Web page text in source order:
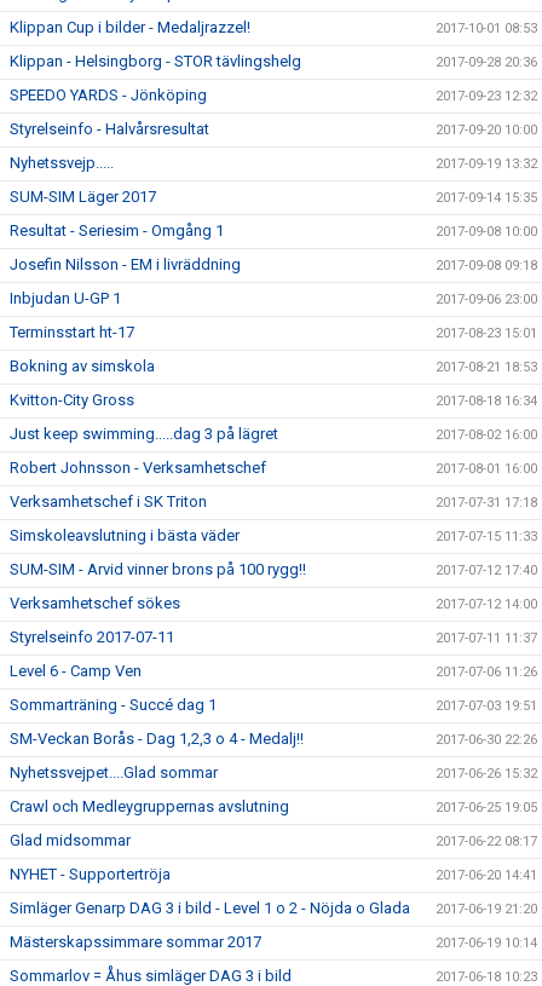
Klippan Cup i bilder - Medaljrazzel! 2017-10-01 08:53
Klippan - Helsingborg - STOR tävlingshelg 2017-09-28 20:36
SPEEDO YARDS - Jönköping 2017-09-23 12:32
Styrelseinfo - Halvårsresultat 2017-09-20 10:00
Nyhetssvejp..... 2017-09-19 13:32
SUM-SIM Läger 2017 2017-09-14 15:35
Resultat - Seriesim - Omgång 1 2017-09-08 10:00
Josefin Nilsson - EM i livräddning 2017-09-08 09:18
Inbjudan U-GP 1 2017-09-06 23:00
Terminsstart ht-17 2017-08-23 15:01
Bokning av simskola 2017-08-21 18:53
Kvitton-City Gross 2017-08-18 16:34
Just keep swimming.....dag 3 på lägret 2017-08-02 16:00
Robert Johnsson - Verksamhetschef 2017-08-01 16:00
Verksamhetschef i SK Triton 2017-07-31 17:18
Simskoleavslutning i bästa väder 2017-07-15 11:33
SUM-SIM - Arvid vinner brons på 100 rygg!! 2017-07-12 17:40
Verksamhetschef sökes 2017-07-12 14:00
Styrelseinfo 2017-07-11 2017-07-11 11:37
Level 6 - Camp Ven 2017-07-06 11:26
Sommarträning - Succé dag 1 2017-07-03 19:51
SM-Veckan Borås - Dag 1,2,3 o 4 - Medalj!! 2017-06-30 22:26
Nyhetssvejpet....Glad sommar 2017-06-26 15:32
Crawl och Medleygruppernas avslutning 2017-06-25 19:05
Glad midsommar 2017-06-22 08:17
NYHET - Supportertröja 2017-06-20 14:41
Simläger Genarp DAG 3 i bild - Level 1 o 2 - Nöjda o Glada 2017-06-19 21:20
Mästerskapssimmare sommar 2017 2017-06-19 10:14
Sommarlov = Åhus simläger DAG 3 i bild 2017-06-18 10:23